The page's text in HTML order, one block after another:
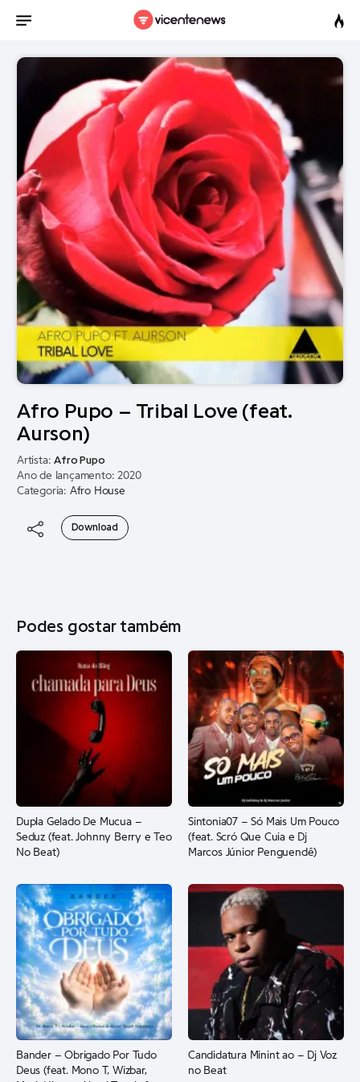
Afro Pupo – Tribal Love (feat.
Aurson)
Artista:Afro Pupo
Ano de lançamento: 2020
Categoria: Afro House
Download
Podes gostar também
Dupla Gelado De Mucua –
Seduz (feat. Johnny Berry e Teo
No Beat)
Sintonia07 – Só Mais Um Pouco
(feat. Scró Que Cuia e Dj
Marcos Júnior Penguendê)
Bander – Obrigado Por Tudo
Deus (feat. Mono T, Wizbar,
Candidatura Minint ao – Dj Voz
no Beat